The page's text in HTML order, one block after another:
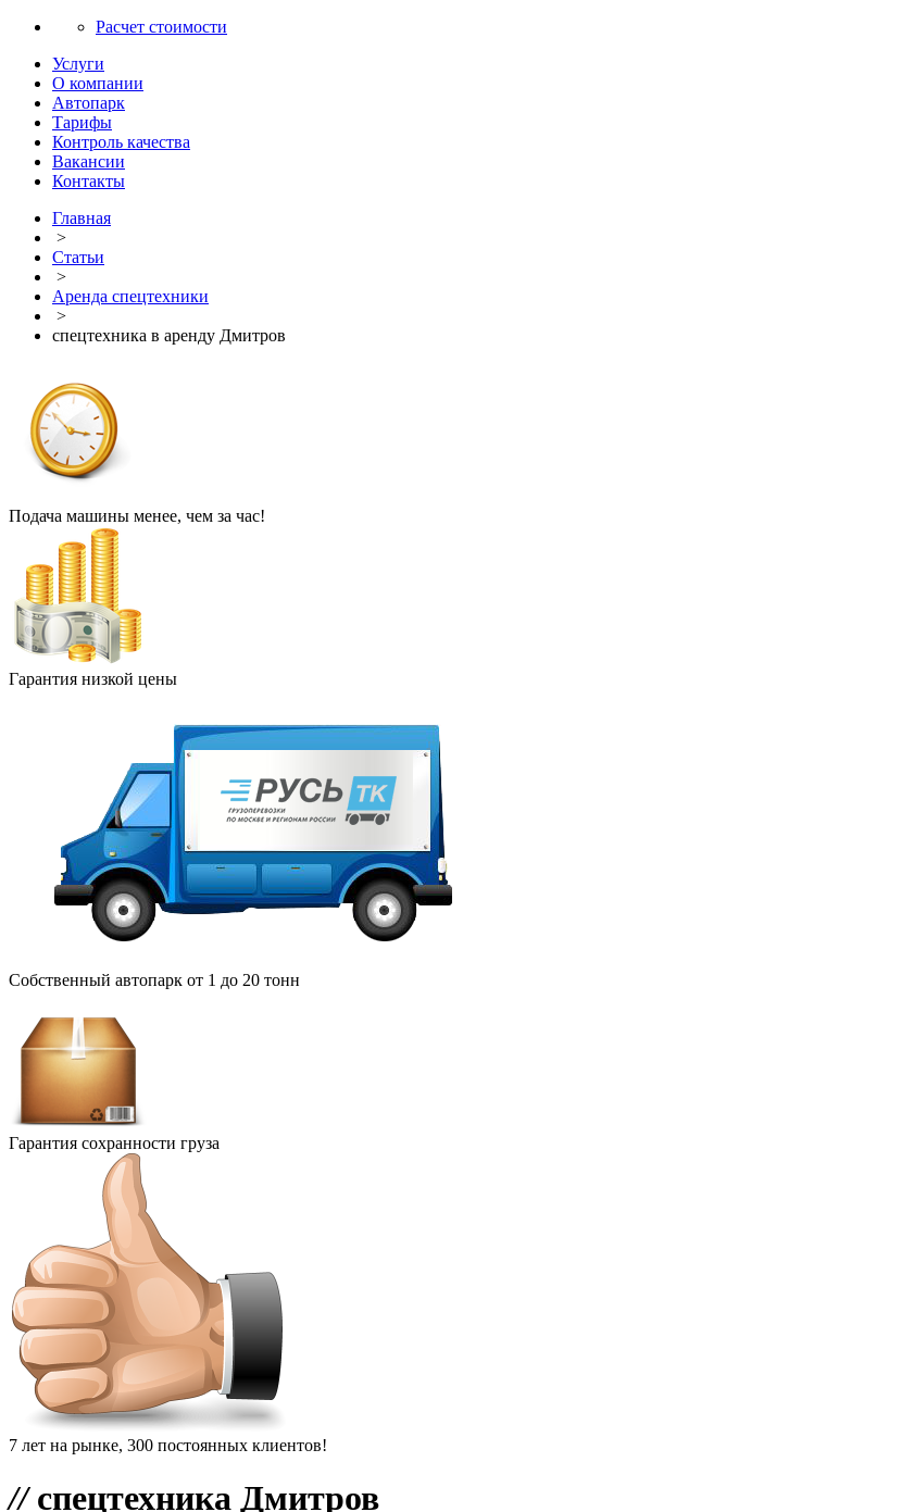
Расчет стоимости
Услуги
О компании
Автопарк
Тарифы
Контроль качества
Вакансии
Контакты
Главная
>
Статьи
>
Аренда спецтехники
>
спецтехника в аренду Дмитров
Подача машины менее, чем за час!
Гарантия низкой цены
Собственный автопарк от 1 до 20 тонн
Гарантия сохранности груза
7 лет на рынке, 300 постоянных клиентов!
//спецтехника Дмитров